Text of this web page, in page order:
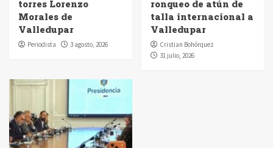
torres Lorenzo
Morales de
Valledupar
Periodista 3 agosto, 2026
ronqueo de atún de
talla internacional a
Valledupar
Cristian Bohórquez
31 julio, 2026